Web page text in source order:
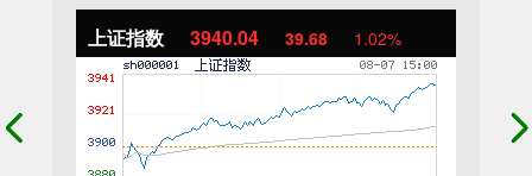
上证指数 3940.04 39.68 1.02%